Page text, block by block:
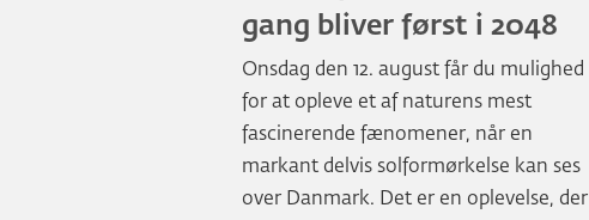
gang bliver først i 2048
Onsdag den 12. august får du mulighed
for at opleve et af naturens mest
fascinerende fænomener, når en
markant delvis solformørkelse kan ses
over Danmark. Det er en oplevelse, der